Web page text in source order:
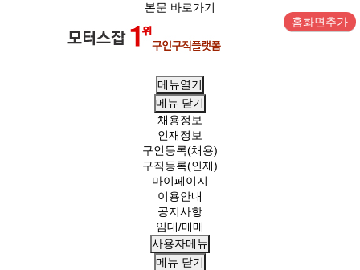
본문 바로가기
홈화면추가
메뉴열기
메뉴 닫기
채용정보
인재정보
구인등록(채용)
구직등록(인재)
마이페이지
이용안내
공지사항
임대/매매
사용자메뉴
메뉴 닫기